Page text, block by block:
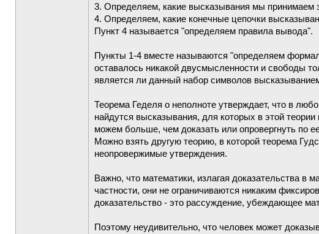
3. Определяем, какие высказывания мы принимаем
4. Определяем, какие конечные цепочки
Пункт 4 называется "определяем правила вывода".
Пункты 1-4 вместе называются "определяем
оставалось никакой двусмысленности и свободы
является ли данный набор символов
Теорема Геделя о неполноте утверждает, что в
найдутся высказывания, для которых в этой
можем больше, чем доказать или опровергнуть по
Можно взять другую теорию, в которой теорема
неопровержимые утверждения.
Важно, что математики, излагая доказательства в
частности, они не ограничиваются никаким
доказательство - это рассуждение, убеждающее
Поэтому неудивительно, что человек может